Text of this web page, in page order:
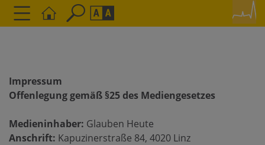
AAA
Kontrasteinstellungen
Impressum
Offenlegung gemäß §25 des Mediengesetzes
Medieninhaber: Glauben Heute
Anschrift: Kapuzinerstraße 84, 4020 Linz